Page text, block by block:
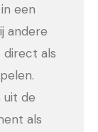
een
andere
direct als
uit de
als